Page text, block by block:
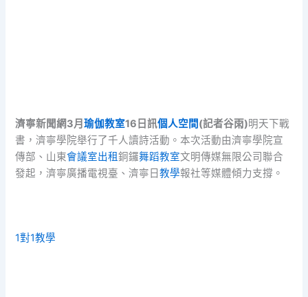
濟寧新聞網3月瑜伽教室16日訊個人空間(記者谷雨)明天下戰
書，濟寧學院舉行了千人讀詩活動。本次活動由濟寧學院宣
傳部、山東會議室出租銅鑼舞蹈教室文明傳媒無限公司聯合
發起，濟寧廣播電視臺、濟寧日教學報社等媒體傾力支撐。
1對1教學